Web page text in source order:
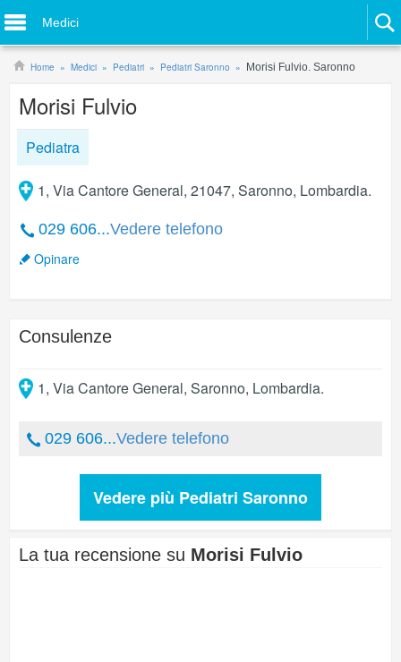
Medici
Home Medici Pediatri Pediatri Saronno Morisi Fulvio. Saronno
Morisi Fulvio
Pediatra
1, Via Cantore General, 21047, Saronno, Lombardia.
029 606...Vedere telefono
Opinare
Consulenze
1, Via Cantore General, Saronno, Lombardia.
029 606...Vedere telefono
Vedere più Pediatri Saronno
La tua recensione su Morisi Fulvio